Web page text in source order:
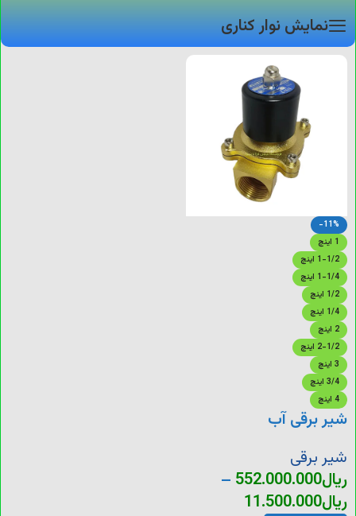
نمایش نوار کناری
-11%
1 اینچ
1-1/2 اینچ
1-1/4 اینچ
1/2 اینچ
1/4 اینچ
2 اینچ
2-1/2 اینچ
3 اینچ
3/4 اینچ
4 اینچ
شیر برقی آب
شیر برقی
ریال552.000.000
–
ریال11.500.000